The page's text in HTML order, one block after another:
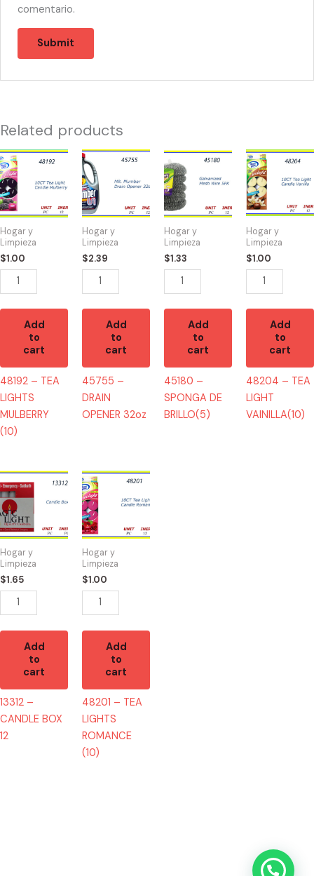
comentario.
Related products
Hogar y
Limpieza
$1.00
48192
-
TEA
LIGHTS
MULBERRY
(10)
quantity
Add
to
cart
48192 – TEA
LIGHTS
MULBERRY
(10)
Hogar y
Limpieza
$2.39
45755
-
DRAIN
OPENER
32oz
quantity
Add
to
cart
45755 –
DRAIN
OPENER 32oz
Hogar y
Limpieza
$1.33
45180
-
SPONGA
DE
BRILLO(5)
quantity
Add
to
cart
45180 –
SPONGA DE
BRILLO(5)
Hogar y
Limpieza
$1.00
48204
-
TEA
LIGHT
VAINILLA(10)
quantity
Add
to
cart
48204 – TEA
LIGHT
VAINILLA(10)
Hogar y
Limpieza
$1.65
-
CANDLE
BOX
12
quantity
Add
to
cart
13312 –
CANDLE BOX
12
Hogar y
Limpieza
$1.00
48201
-
TEA
LIGHTS
ROMANCE
(10)
quantity
Add
to
cart
48201 – TEA
LIGHTS
ROMANCE
(10)